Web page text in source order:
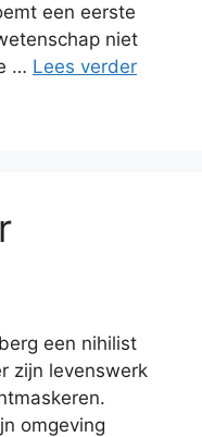
een eerste
niet
… Lees verder
een nihilist
zijn levenswerk
omgeving